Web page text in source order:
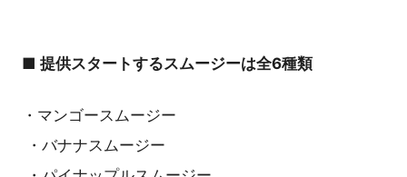
■ 提供スタートするスムージーは全6種類
・マンゴースムージー
・バナナスムージー